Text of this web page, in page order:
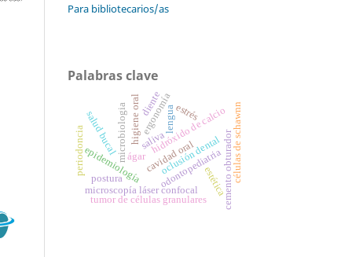
Para bibliotecarios/as
Palabras clave
microbiologia saliva
ágar odontopediatria
hidróxido de calciocemento obturador
microscopía láser confocal
oclusión dental
epidemiología
tumor de células granulares
cavidad oral
lengua células de schawnn
estrés
higiene oral
salud bucal
periodoncia
estética
ergonomía
postura
diente